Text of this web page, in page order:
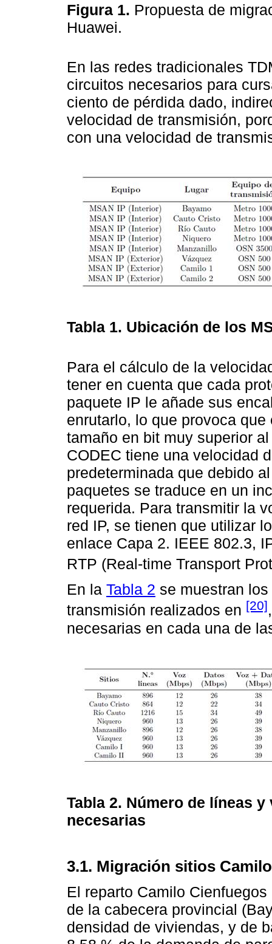
Figura 1. Propuesta de
Huawei.
En las redes tradicionales
circuitos necesarios para
ciento de pérdida dado,
velocidad de transmisión,
con una velocidad de
Tabla 1. Ubicación de los
Para el cálculo de la
tener en cuenta que cada
paquete IP le añade sus
enrutarlo, lo que provoca
tamaño en bit muy superior
CODEC tiene una velocidad
predeterminada que debido
paquetes se traduce en un
requerida. Para transmitir la
red IP, se tienen que utilizar
enlace Capa 2. IEEE 802.3,
RTP (Real-time Transport
En la Tabla 2 se muestran
transmisión realizados en [20]
necesarias en cada una de
Tabla 2. Número de líneas
necesarias
3.1. Migración sitios
El reparto Camilo
de la cabecera provincial
densidad de viviendas, y de